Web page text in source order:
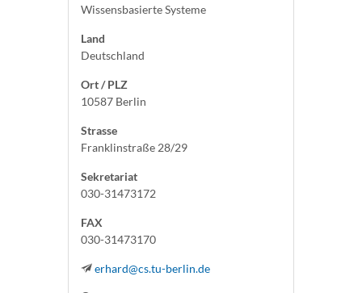
Wissensbasierte Systeme
Land
Deutschland
Ort / PLZ
10587 Berlin
Strasse
Franklinstraße 28/29
Sekretariat
030-31473172
FAX
030-31473170
erhard@cs.tu-berlin.de